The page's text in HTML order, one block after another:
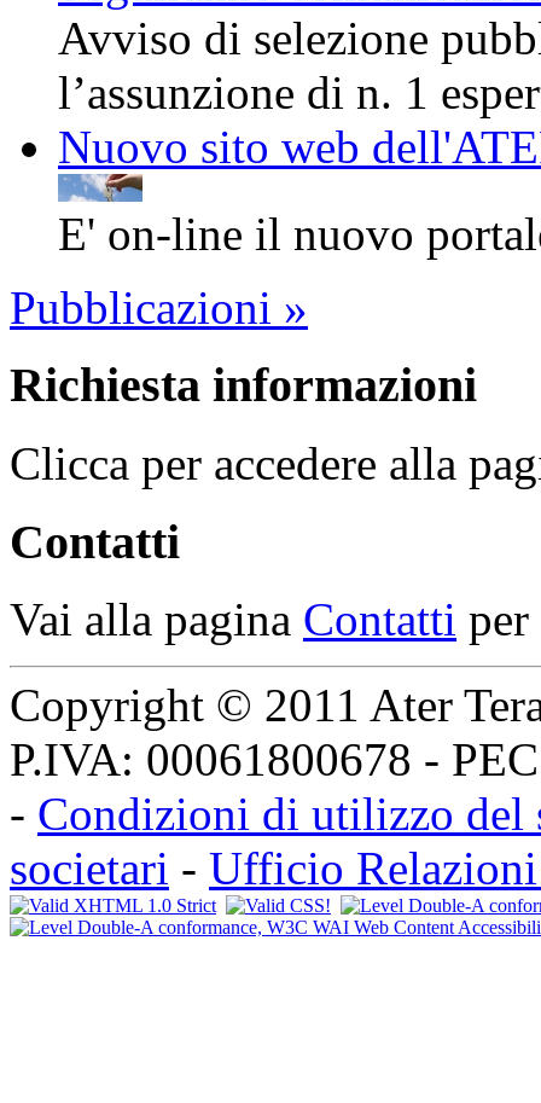
Avviso di selezione
l’assunzione di n. 1
Nuovo sito web
E' on-line il nuovo
Pubblicazioni »
Richiesta informazioni
Clicca per accedere alla
Contatti
Vai alla pagina Contatti
Copyright © 2011 Ater
P.IVA: 00061800678 -
- Condizioni di utilizzo del
societari - Ufficio